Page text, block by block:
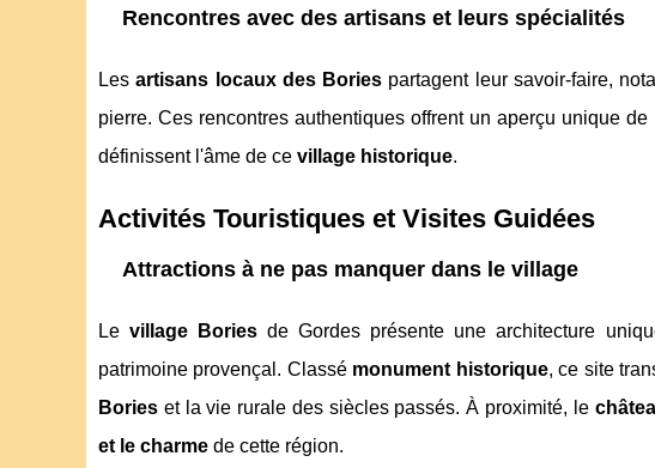
Rencontres avec des artisans et leurs spécialités
Lesartisans locaux des Bories partagent leur savoir-faire,
pierre. Ces rencontres authentiques offrent un aperçu unique de
définissent l'âme de ce village historique.
Activités Touristiques et Visites Guidées
Attractions à ne pas manquer dans le village
Levillage Bories de Gordes présente une architecture
patrimoine provençal. Classé monument historique, ce site
Bories et la vie rurale des siècles passés. À proximité, le
et le charme de cette région.